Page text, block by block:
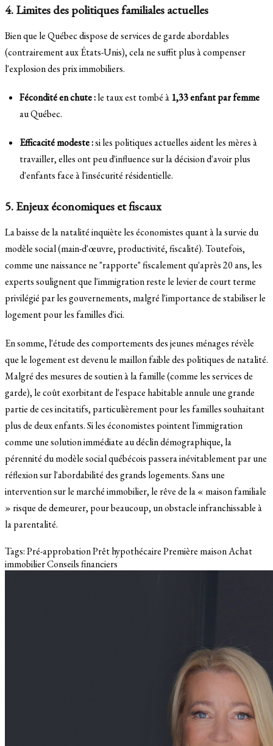
4. Limites des politiques familiales actuelles
Bien que le Québec dispose de services de garde abordables
(contrairement aux États-Unis), cela ne suffit plus à compenser
l'explosion des prix immobiliers.
Fécondité en chute :le taux est tombé à1,33 enfant par femme
au Québec.
Efficacité modeste :si les politiques actuelles aident les mères à
travailler, elles ont peu d'influence sur la décision d'avoir plus
d'enfants face à l'insécurité résidentielle.
5. Enjeux économiques et fiscaux
La baisse de la natalité inquiète les économistes quant à la survie du
modèle social (main-d'œuvre, productivité, fiscalité). Toutefois,
comme une naissance ne "rapporte" fiscalement qu'après 20 ans, les
experts soulignent que l'immigration reste le levier de court terme
privilégié par les gouvernements, malgré l'importance de stabiliser le
logement pour les familles d'ici.
En somme, l'étude des comportements des jeunes ménages révèle
que le logement est devenu le maillon faible des politiques de natalité.
Malgré des mesures de soutien à la famille (comme les services de
garde), le coût exorbitant de l'espace habitable annule une grande
partie de ces incitatifs, particulièrement pour les familles souhaitant
plus de deux enfants. Si les économistes pointent l'immigration
comme une solution immédiate au déclin démographique, la
pérennité du modèle social québécois passera inévitablement par une
réflexion sur l'abordabilité des grands logements. Sans une
intervention sur le marché immobilier, le rêve de la « maison familiale
» risque de demeurer, pour beaucoup, un obstacle infranchissable à
la parentalité.
Tags:Pré-approbationPrêt hypothécairePremière maisonAchat
immobilierConseils financiers